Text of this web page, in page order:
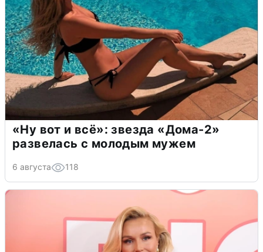
«Ну вот и всё»: звезда «Дома-2»
развелась с молодым мужем
6 августа 118